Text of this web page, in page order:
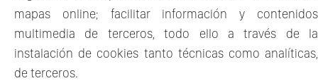
mapas online; facilitar información y contenidos
multimedia de terceros, todo ello a través de la
instalación de cookies tanto técnicas como analíticas,
de terceros.